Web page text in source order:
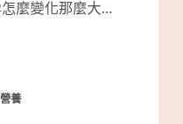
麼變化那麼大…
養